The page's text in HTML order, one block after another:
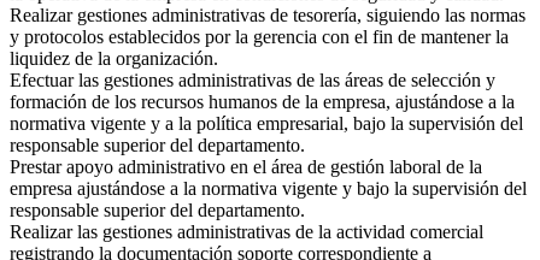
Realizar gestiones administrativas de tesorería, siguiendo las normas
y protocolos establecidos por la gerencia con el fin de mantener la
liquidez de la organización.
Efectuar las gestiones administrativas de las áreas de selección y
formación de los recursos humanos de la empresa, ajustándose a la
normativa vigente y a la política empresarial, bajo la supervisión del
responsable superior del departamento.
Prestar apoyo administrativo en el área de gestión laboral de la
empresa ajustándose a la normativa vigente y bajo la supervisión del
responsable superior del departamento.
Realizar las gestiones administrativas de la actividad comercial
registrando la documentación soporte correspondiente a